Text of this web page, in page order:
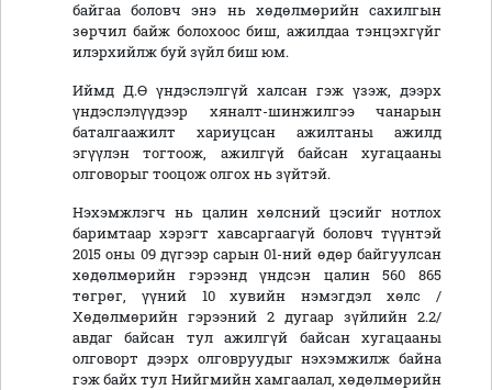
байгаа боловч энэ нь хөдөлмөрийн сахилгын
зөрчил байж болохоос биш, ажилдаа тэнцэхгүйг
илэрхийлж буй зүйл биш юм.
Иймд Д.Ө үндэслэлгүй халсан гэж үзэж, дээрх
үндэслэлүүдээр хяналт-шинжилгээ чанарын
баталгаажилт хариуцсан ажилтаны ажилд
эгүүлэн тогтоож, ажилгүй байсан хугацааны
олговорыг тооцож олгох нь зүйтэй.
Нэхэмжлэгч нь цалин хөлсний цэсийг нотлох
баримтаар хэрэгт хавсаргаагүй боловч түүнтэй
2015 оны 09 дүгээр сарын 01-ний өдөр байгуулсан
хөдөлмөрийн гэрээнд үндсэн цалин 560 865
төгрөг, үүний 10 хувийн нэмэгдэл хөлс /
Хөдөлмөрийн гэрээний 2 дугаар зүйлийн 2.2/
авдаг байсан тул ажилгүй байсан хугацааны
олговорт дээрх олговруудыг нэхэмжилж байна
гэж байх тул Нийгмийн хамгаалал, хөдөлмөрийн